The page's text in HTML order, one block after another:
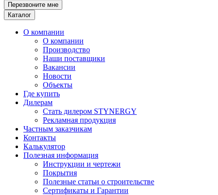
Перезвоните мне
Каталог
О компании
О компании
Производство
Наши поставщики
Вакансии
Новости
Объекты
Где купить
Дилерам
Стать дилером STYNERGY
Рекламная продукция
Частным заказчикам
Контакты
Калькулятор
Полезная информация
Инструкции и чертежи
Покрытия
Полезные статьи о строительстве
Сертификаты и Гарантии